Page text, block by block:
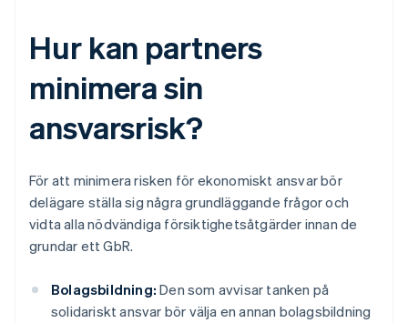
Hur kan partners
minimera sin
ansvarsrisk?
För att minimera risken för ekonomiskt ansvar bör
delägare ställa sig några grundläggande frågor och
vidta alla nödvändiga försiktighetsåtgärder innan de
grundar ett GbR.
Bolagsbildning: Den som avvisar tanken på
solidariskt ansvar bör välja en annan bolagsbildning